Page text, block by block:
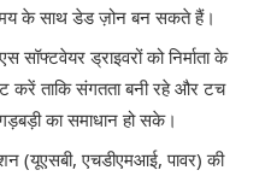
के साथ डेड ज़ोन बन सकते हैं।
ड्राइवरों को निर्माता के
ताकि संगतता बनी रहे और टच
का समाधान हो सके।
(यूएसबी, एचडीएमआई, पावर) की